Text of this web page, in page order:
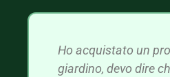
Ho acquistato un
giardino, devo dire